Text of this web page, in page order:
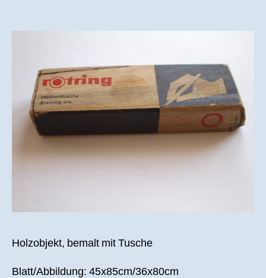
Holzobjekt, bemalt mit Tusche
Blatt/Abbildung: 45x85cm/36x80cm